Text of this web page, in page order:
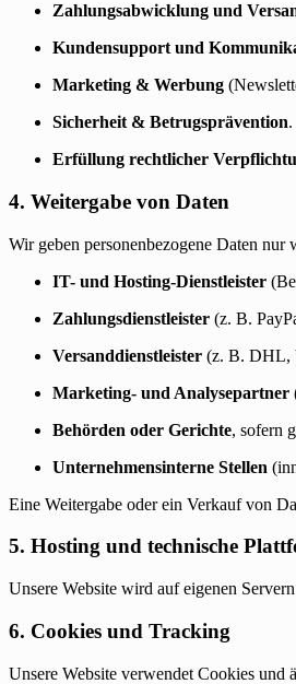
Zahlungsabwicklung und
Kundensupport und
Marketing & Werbung
Sicherheit & Betrugsprävention.
Erfüllung rechtlicher
4. Weitergabe von Daten
Wir geben personenbezogene Daten nur
IT- und Hosting-Dienstleister
Zahlungsdienstleister (z. B.
Versanddienstleister (z. B. DHL,
Marketing- und Analysepartner
Behörden oder Gerichte, sofern
Unternehmensinterne Stellen
Eine Weitergabe oder ein Verkauf von
5. Hosting und technische
Unsere Website wird auf eigenen
6. Cookies und Tracking
Unsere Website verwendet Cookies und